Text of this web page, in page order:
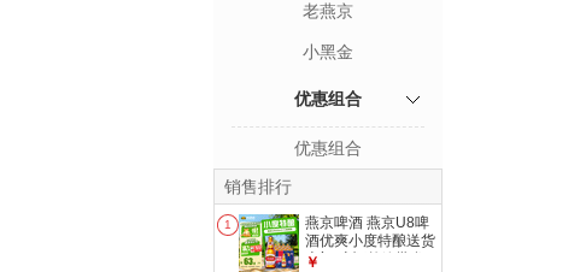
老燕京
小黑金
优惠组合
优惠组合
销售排行
1
燕京啤酒 燕京U8啤
酒优爽小度特酿送货
上门 啤酒整箱批发
￥